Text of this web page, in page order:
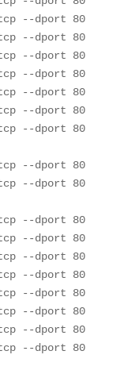
--dport 80 -s
--dport 80 -s
--dport 80 -s
--dport 80 -s
--dport 80 -s
--dport 80 -s
--dport 80 -s
--dport 80 -s
--dport 80 -s
--dport 80 -m
--dport 80 -m
--dport 80 -m
--dport 80 -s
--dport 80 -m
--dport 80 -s
--dport 80 -s
--dport 80 -s